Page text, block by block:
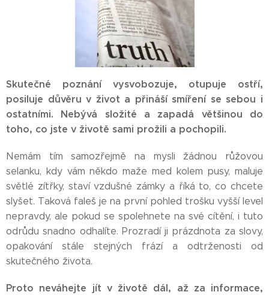
Skutečné poznání vysvobozuje, otupuje ostří,
posiluje důvěru v život a přináší smíření se sebou i
ostatními. Nebývá složité a zapadá většinou do
toho, co jste v životě sami prožili a pochopili.
Nemám tím samozřejmě na mysli žádnou růžovou
selanku, kdy vám někdo maže med kolem pusy, maluje
světlé zítřky, staví vzdušné zámky a říká to, co chcete
slyšet. Taková faleš je na první pohled trošku vyšší level
nepravdy, ale pokud se spolehnete na své cítění, i tuto
odrůdu snadno odhalíte. Prozradí ji prázdnota za slovy,
opakování stále stejných frází a odtrženosti od
skutečného života.
Proto neváhejte jít v životě dál, až za informace,